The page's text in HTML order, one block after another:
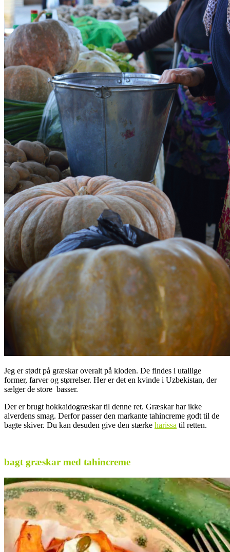
Jeg er stødt på græskar overalt på kloden. De findes i utallige
former, farver og størrelser. Her er det en kvinde i Uzbekistan, der
sælger de store basser.
Der er brugt hokkaidogræskar til denne ret. Græskar har ikke
alverdens smag. Derfor passer den markante tahincreme godt til de
bagte skiver. Du kan desuden give den stærke harissa til retten.
bagt græskar med tahincreme